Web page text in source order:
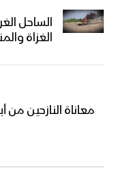
الساحل
الغزاة